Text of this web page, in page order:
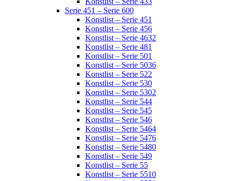
Serie 451 – Serie 600
Konstlist – Serie 451
Konstlist – Serie 456
Konstlist – Serie 4632
Konstlist – Serie 481
Konstlist – Serie 501
Konstlist – Serie 5036
Konstlist – Serie 522
Konstlist – Serie 530
Konstlist – Serie 5302
Konstlist – Serie 544
Konstlist – Serie 545
Konstlist – Serie 546
Konstlist – Serie 5464
Konstlist – Serie 5476
Konstlist – Serie 5480
Konstlist – Serie 549
Konstlist – Serie 55
Konstlist – Serie 5510